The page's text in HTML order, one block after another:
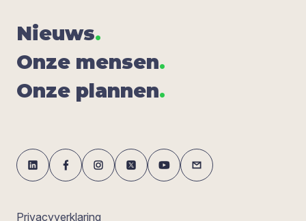
Nieuws.
Onze men­sen.
Onze plan­nen.
Privacyverklaring